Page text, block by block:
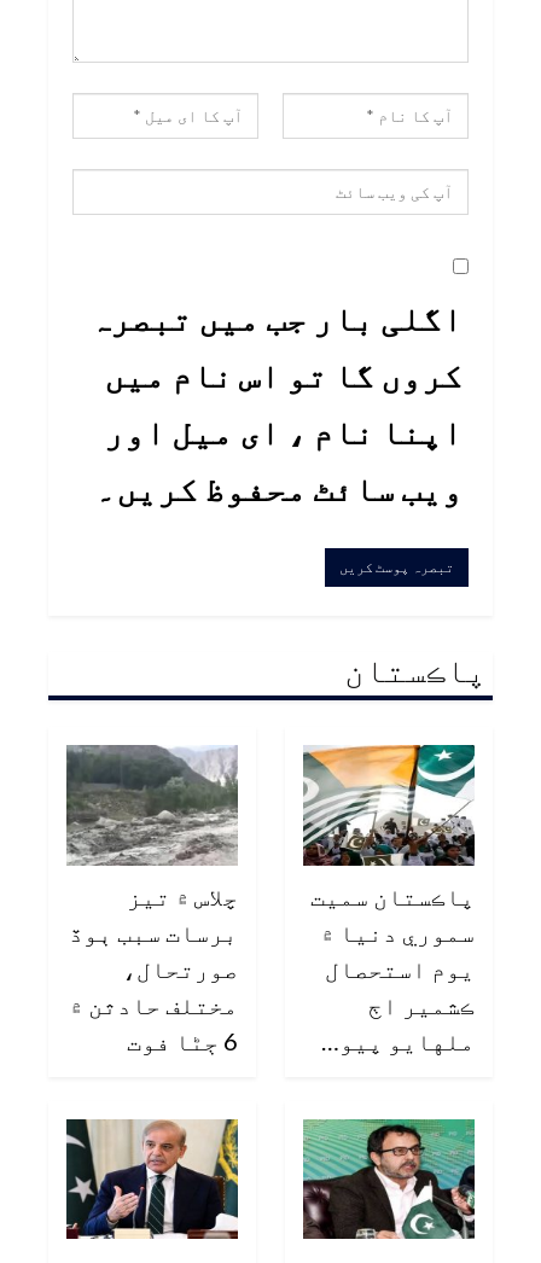
اگلی بار جب میں تبصرہ
کروں گا تو اس نام میں
اپنا نام ، ای میل اور
ویب سائٹ محفوظ کریں۔
پاڪستان
پاڪستان سميت
سموري دنيا ۾
يوم استحصال
ڪشمير اڄ
ملهايو پيو…
چلاس ۾ تيز
برسات سبب ٻوڏ
صورتحال،
مختلف حادثن ۾
6 ڄڻا فوت